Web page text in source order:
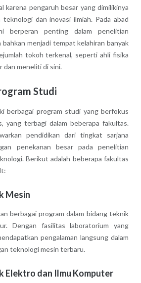
karena pengaruh besar yang dimilikinya
teknologi dan inovasi ilmiah. Pada abad
berperan penting dalam penelitian
menjadi tempat kelahiran banyak
tokoh terkenal, seperti ahli fisika
dan meneliti di sini.
Studi
berbagai program studi yang berfokus
yang terbagi dalam beberapa fakultas.
pendidikan dari tingkat sarjana
penekanan besar pada penelitian
Berikut adalah beberapa fakultas
Mesin
berbagai program dalam bidang teknik
Dengan fasilitas laboratorium yang
pengalaman langsung dalam
teknologi mesin terbaru.
Elektro dan Ilmu Komputer